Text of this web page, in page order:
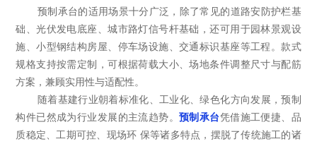
预制承台的适用场景十分广泛，除了常见的道路安防护栏基
础、光伏发电底座、城市路灯信号杆基础，还可用于园林景观设
施、小型钢结构房屋、停车场设施、交通标识基座等工程。款式
规格支持按需定制，可根据荷载大小、场地条件调整尺寸与配筋
方案，兼顾实用性与适配性。
随着基建行业朝着标准化、工业化、绿色化方向发展，预制
构件已然成为行业发展的主流趋势。预制承台凭借施工便捷、品
质稳定、工期可控、现场环 保等诸多特点，摆脱了传统施工的诸